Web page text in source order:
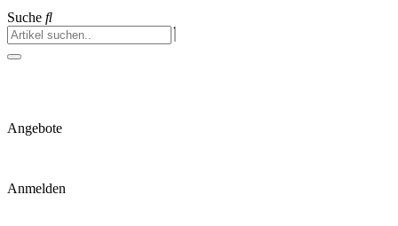
Suche
Angebote
Anmelden